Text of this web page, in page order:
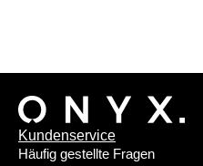
Kundenservice
Häufig gestellte Fragen